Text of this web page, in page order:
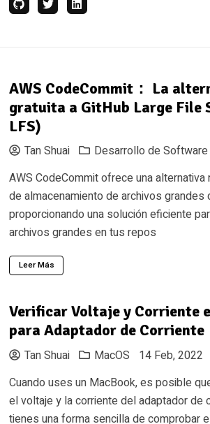
githubtwitterlinkedin
AWS CodeCommit： La
gratuita a GitHub Large File
LFS)
Tan Shuai Desarrollo de Software
AWS CodeCommit ofrece una
de almacenamiento de archivos grandes
proporcionando una solución eficiente
archivos grandes en tus repos
Leer Más
Verificar Voltaje y Corriente
para Adaptador de Corriente
Tan Shuai MacOS
14 Feb, 2022
Cuando uses un MacBook, es posible
el voltaje y la corriente del adaptador de
tienes una forma sencilla de comprobar